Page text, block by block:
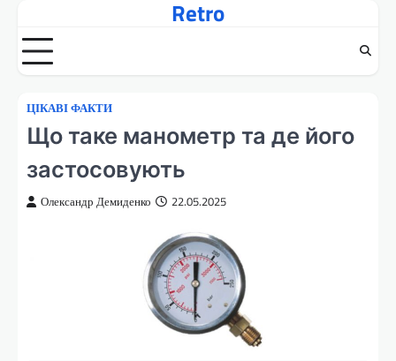
вмісту
Retro
ЦІКАВІ ФАКТИ
Що таке манометр та де його
застосовують
Олександр Демиденко 22.05.2025